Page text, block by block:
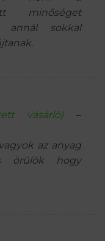
minőséget
annál sokkal
vásárló)
–
az anyag
örülök hogy